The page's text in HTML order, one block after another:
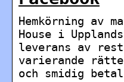
Hemkörning av
House i
leverans av
varierande
och smidig